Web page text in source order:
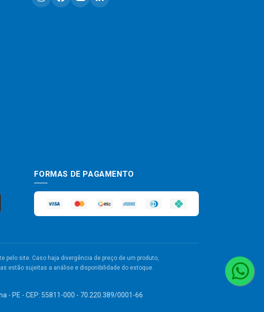
FORMAS DE PAGAMENTO
site. Caso haja divergência de preço de um produto,
estão sujeitas a análise e disponibilidade do estoque.
- PE - CEP: 55811-000 - 70.220.389/0001-66